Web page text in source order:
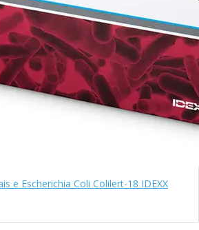
e Escherichia Coli Colilert-18 IDEXX